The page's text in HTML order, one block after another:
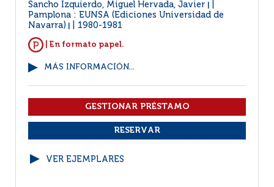
Sancho Izquierdo, Miguel Hervada, Javier
Pamplona : EUNSA (Ediciones Universidad de
Navarra)
1980-1981
| En formato papel.
MÁS INFORMACIÓN...
VER EJEMPLARES